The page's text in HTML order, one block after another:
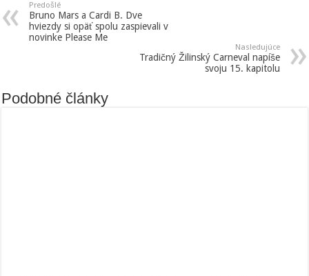
Predošlé
Bruno Mars a Cardi B. Dve
hviezdy si opäť spolu zaspievali v
novinke Please Me
Nasledujúce
Tradičný Žilinský Carneval napíše
svoju 15. kapitolu
Podobné články